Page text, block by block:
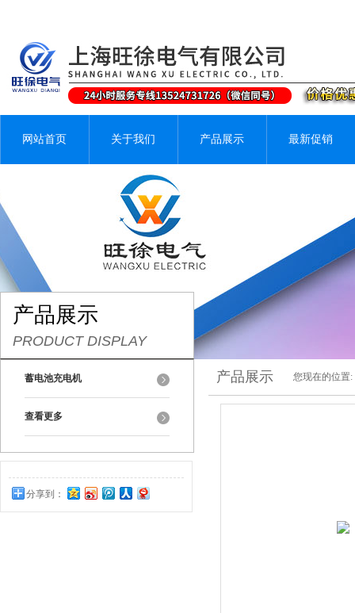
网站首页 关于我们 产品展示 最新促销
产品展示
PRODUCT DISPLAY
蓄电池充电机
查看更多
分享到：
0
产品展示 您现在的位置: